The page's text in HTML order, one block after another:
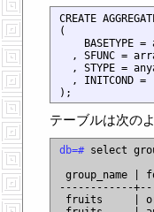
CREATE
(
BASETYPE =
, SFUNC =
, STYPE =
, INITCOND =
テーブルは次の
db=# select
group_name |
------------
fruits     |